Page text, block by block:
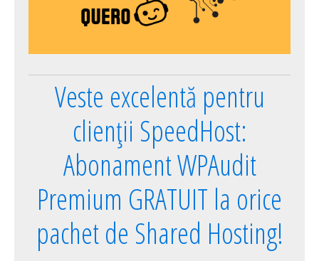
Veste excelentă pentru
clienții SpeedHost:
Abonament WPAudit
Premium GRATUIT la orice
pachet de Shared Hosting!